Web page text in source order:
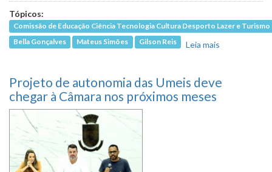
Tópicos:
Comissão de Educação Ciência Tecnologia Cultura Desporto Lazer e Turismo
Bella Gonçalves
Mateus Simões Gilson Reis Leia mais
Partido foi
Projeto de autonomia das Umeis deve
chegar à Câmara nos próximos meses